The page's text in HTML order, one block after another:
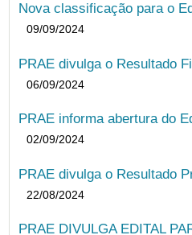
Nova classificação para o
09/09/2024
PRAE divulga o Resultado
06/09/2024
PRAE informa abertura do
02/09/2024
PRAE divulga o Resultado
22/08/2024
PRAE DIVULGA EDITAL